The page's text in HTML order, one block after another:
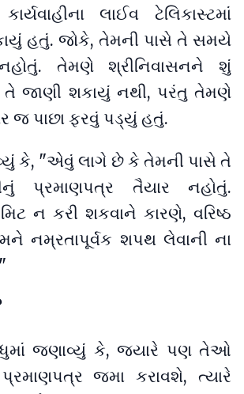
લાઈવ ટેલિકાસ્ટમાં
હતું. જોકે, તેમની પાસે તે સમયે
તેમણે શ્રીનિવાસનને શું
જાણી શકાયું નથી, પરંતુ તેમણે
જ પાછા ફરવું પડ્યું હતું.
કે, "એવું લાગે છે કે તેમની પાસે તે
પ્રમાણપત્ર તૈયાર નહોતું.
ન કરી શકવાને કારણે, વરિષ્ઠ
નમ્રતાપૂર્વક શપથ લેવાની ના
જણાવ્યું કે, જ્યારે પણ તેઓ
જમા કરાવશે, ત્યારે